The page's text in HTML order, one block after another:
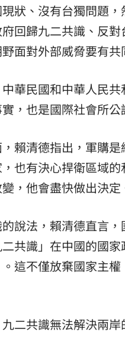
狀、沒有台獨問題
回歸九二共識、反
面對外部威脅要有
華民國和中華人民
，也是國際社會所公
賴清德指出，軍購
也有決心捍衛區域
，他會盡快做出決定
說法，賴清德直言
共識」在中國的國
。這不僅放棄國家主
二共識無法解決兩